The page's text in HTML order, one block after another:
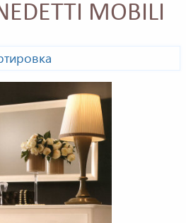
MOBILI